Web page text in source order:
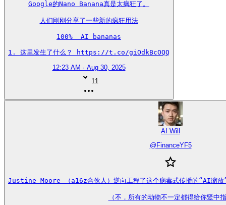
Google的Nano Banana真是太疯狂了。
人们刚刚分享了一些新的疯狂用法
100%  AI bananas
1. 这里发生了什么？ https://t.co/giOdkBcOQQ
12:23 AM · Aug 30, 2025
11
AI Will
@ FinanceYF5
Justine Moore （a16z合伙人）逆向工程了这个病毒式传播的“AI缩放”
（不，所有的动物不一定都得给你竖中